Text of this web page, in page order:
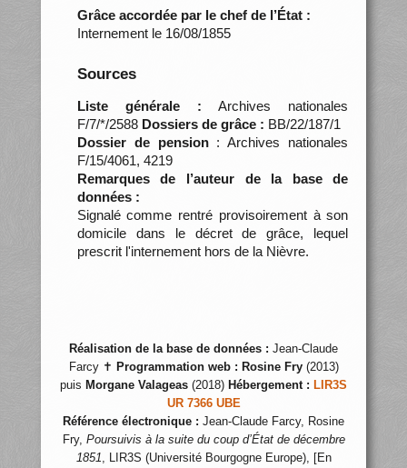
Grâce accordée par le chef de l’État :
Internement le 16/08/1855
Sources
Liste générale : Archives nationales
F/7/*/2588 Dossiers de grâce : BB/22/187/1
Dossier de pension: Archives nationales
F/15/4061, 4219
Remarques de l’auteur de la base de
données :
Signalé comme rentré provisoirement à son
domicile dans le décret de grâce, lequel
prescrit l'internement hors de la Nièvre.
Réalisation de la base de données : Jean-Claude
Farcy ✝ Programmation web : Rosine Fry(2013)
puis Morgane Valageas (2018) Hébergement : LIR3S
UR 7366 UBE
Référence électronique : Jean-Claude Farcy, Rosine
Fry, Poursuivis à la suite du coup d’État de décembre
1851, LIR3S (Université Bourgogne Europe), [En